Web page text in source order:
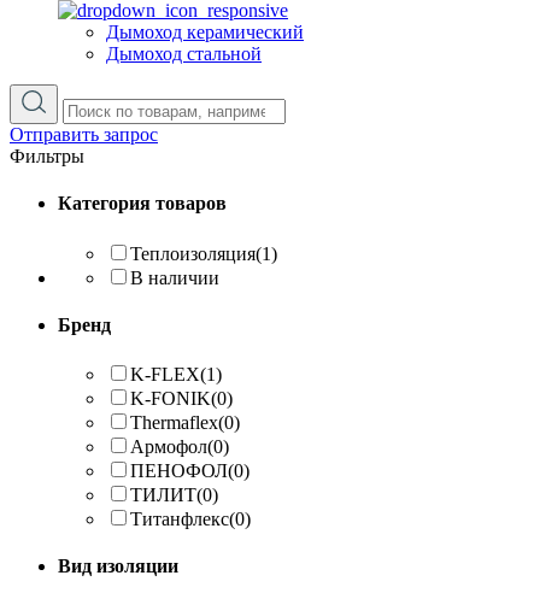
Дымоход керамический
Дымоход стальной
Отправить запрос
Фильтры
Категория товаров
Теплоизоляция(1)
В наличии
Бренд
K-FLEX(1)
K-FONIK(0)
Thermaflex(0)
Армофол(0)
ПЕНОФОЛ(0)
ТИЛИТ(0)
Титанфлекс(0)
Вид изоляции